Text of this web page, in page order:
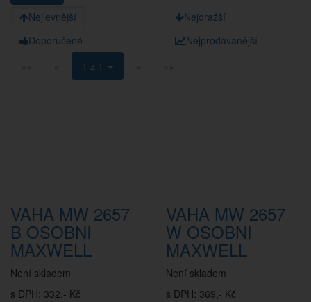
Nejlevnější
Nejdražší
Doporučené
Nejprodávanější
««
« 1 z 1 » »»
VAHA MW 2657
B OSOBNI
MAXWELL
Není skladem
s DPH: 332,- Kč
VAHA MW 2657
W OSOBNI
MAXWELL
Není skladem
s DPH: 369,- Kč